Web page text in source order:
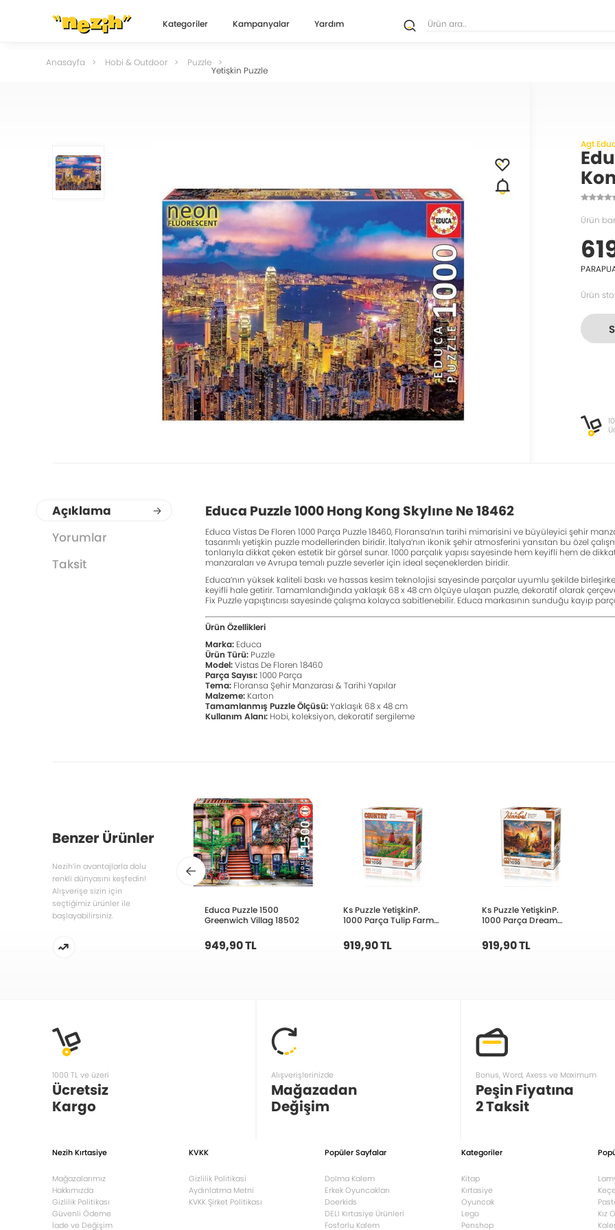
Kategoriler Kampanyalar Yardım
Anasayfa Hobi & Outdoor Puzzle
Yetişkin Puzzle
Agt
Ürün
Ürün
Açıklama
Yorumlar
Taksit
Educa Puzzle 1000 Hong Kong Skylıne Ne 18462
Educa Vistas De Floren 1000 Parça Puzzle 18460, Floransa’nın tarihi mimarisini ve büyüleyici şehir
tasarımlı yetişkin puzzle modellerinden biridir. İtalya’nın ikonik şehir atmosferini yansıtan bu özel
tonlarıyla dikkat çeken estetik bir görsel sunar. 1000 parçalık yapısı sayesinde hem keyifli hem de
manzaraları ve Avrupa temalı puzzle severler için ideal seçeneklerden biridir.
Educa’nın yüksek kaliteli baskı ve hassas kesim teknolojisi sayesinde parçalar uyumlu şekilde
keyifli hale getirir. Tamamlandığında yaklaşık 68 x 48 cm ölçüye ulaşan puzzle, dekoratif olarak
Fix Puzzle yapıştırıcısı sayesinde çalışma kolayca sabitlenebilir. Educa markasının sunduğu kayıp
Ürün Özellikleri
Marka:Educa
Ürün Türü:Puzzle
Model:Vistas De Floren 18460
Parça Sayısı:1000 Parça
Tema:Floransa Şehir Manzarası & Tarihi Yapılar
Malzeme:Karton
Tamamlanmış Puzzle Ölçüsü:Yaklaşık 68 x 48 cm
Kullanım Alanı:Hobi, koleksiyon, dekoratif sergileme
Benzer Ürünler
Nezih’in avantajlarla dolu
renkli dünyasını keşfedin!
Alışverişe sizin için
seçtiğimiz ürünler ile
başlayabilirsiniz.
Educa Puzzle 1500
Greenwich Villag 18502
949,90 TL
Ks Puzzle YetişkinP.
1000 Parça Tulip Farm
919,90 TL
Ks Puzzle YetişkinP.
1000 Parça Dream
919,90 TL
1000 TL ve üzeri
Ücretsiz
Kargo
Alışverişlerinizde
Mağazadan
Değişim
Bonus, Word, Axess ve Maximum
Peşin Fiyatına
2 Taksit
Nezih Kırtasiye
Mağazalarımız
Hakkımızda
Gizlilik Politikası
Güvenli Ödeme
İade ve Değişim
KVKK
Gizlilik Politikasi
Aydınlatma Metni
KVKK Şirket Politikası
Popüler Sayfalar
Dolma Kalem
Erkek Oyuncakları
Doerkids
DELI Kırtasiye Ürünleri
Fosforlu Kalem
Kategoriler
Kitap
Kırtasiye
Oyuncak
Lego
Penshop
Kız